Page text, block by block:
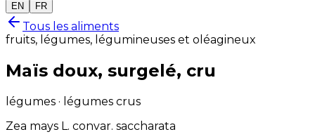
EN
FR
Tous les aliments
fruits, légumes, légumineuses et oléagineux
Maïs doux, surgelé, cru
légumes · légumes crus
Zea mays L. convar. saccharata